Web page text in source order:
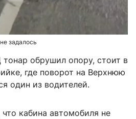
задалось
обрушил опору, стоит в
где поворот на Верхнюю
один из водителей.
кабина автомобиля не